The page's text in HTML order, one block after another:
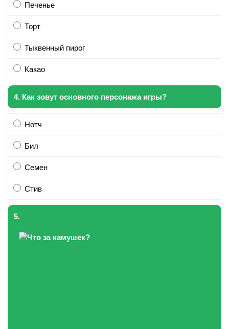
Печенье
Торт
Тыквенный пирог
Какао
4. Как зовут основного персонажа игры?
Нотч
Бил
Семен
Стив
5.